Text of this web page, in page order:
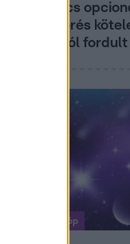
„A csúcs
hazatérés
csúcstól
Horoszkóp